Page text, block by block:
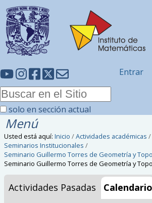
solo en sección actual
Entrar
Menú
Usted está aquí: Inicio /Actividades académicas /
Seminarios Institucionales /
Seminario Guillermo Torres de Geometría y
Seminario Guillermo Torres de Geometría y
Actividades Pasadas
Calendario